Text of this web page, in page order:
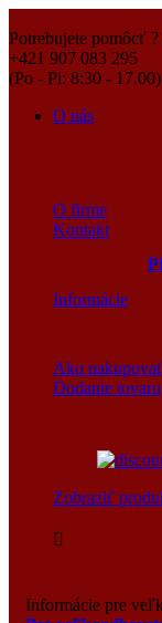
Potrebujete pomôcť
+421 907 083 295
(Po - Pi: 8:30 - 17.00)
O nás
O firme
Kontakt
Informácie
Ako
Dodanie tovaru
Zobraziť
Informácie pre